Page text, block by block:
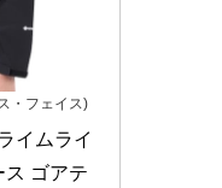
・フェイス)
イムライ
ス ゴアテ